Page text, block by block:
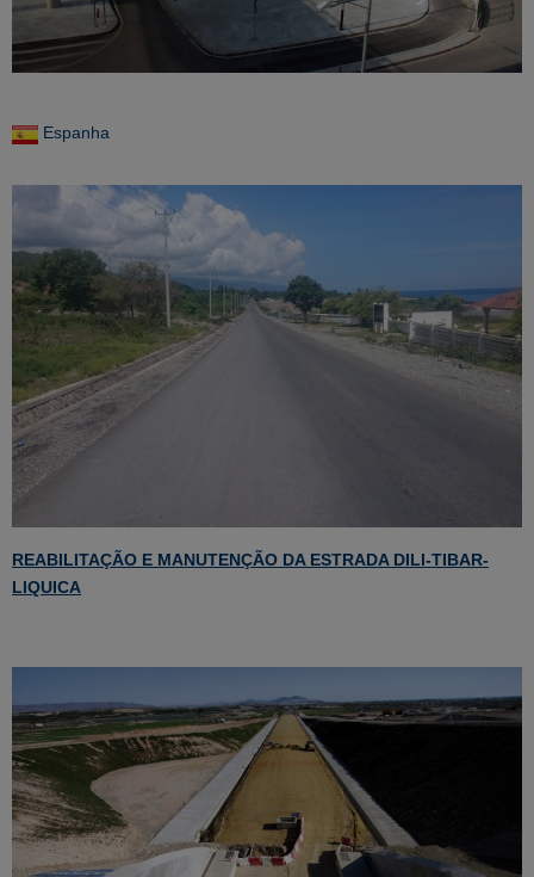
Espanha
REABILITAÇÃO E MANUTENÇÃO DA ESTRADA DILI-TIBAR-
LIQUICA